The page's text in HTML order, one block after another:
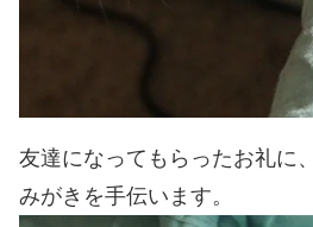
友達になってもらったお礼に
みがきを手伝います。